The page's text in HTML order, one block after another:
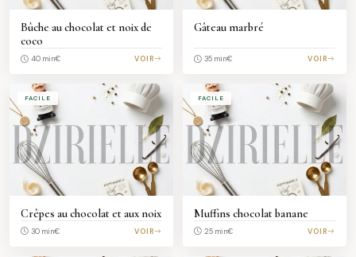
Bûche au chocolat et noix de
coco
40 min€ VOIR
Gâteau marbré
35 min€ VOIR
FACILE
Crêpes au chocolat et aux noix
30 min€ VOIR
FACILE
Muffins chocolat banane
25 min€ VOIR